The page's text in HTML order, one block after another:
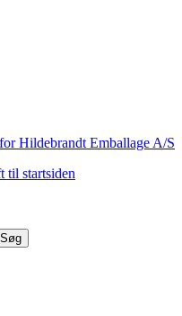
Hildebrandt Emballage A/S
Søg